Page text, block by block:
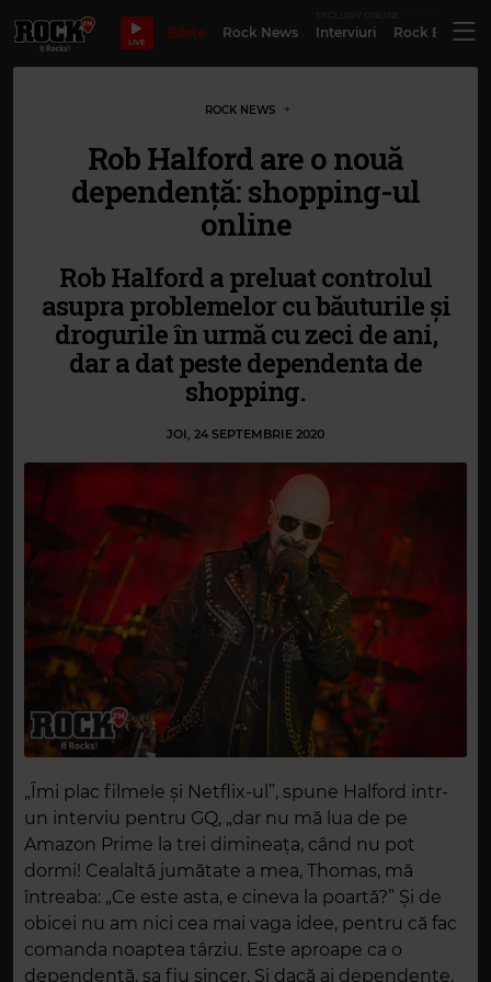
LIVE
Bilete Rock News Interviuri Rock
ROCK NEWS
Rob Halford are o nouă
dependență: shopping-ul
online
Rob Halford a preluat controlul
asupra problemelor cu băuturile și
drogurile în urmă cu zeci de ani,
dar a dat peste dependenta de
shopping.
JOI, 24 SEPTEMBRIE 2020
„Îmi plac filmele și Netflix-ul”, spune Halford intr-
un interviu pentru GQ, „dar nu mă lua de pe
Amazon Prime la trei dimineața, când nu pot
dormi! Cealaltă jumătate a mea, Thomas, mă
întreaba: „Ce este asta, e cineva la poartă?” Și de
obicei nu am nici cea mai vaga idee, pentru că fac
comanda noaptea târziu. Este aproape ca o
dependență, sa fiu sincer. Și dacă ai dependențe,